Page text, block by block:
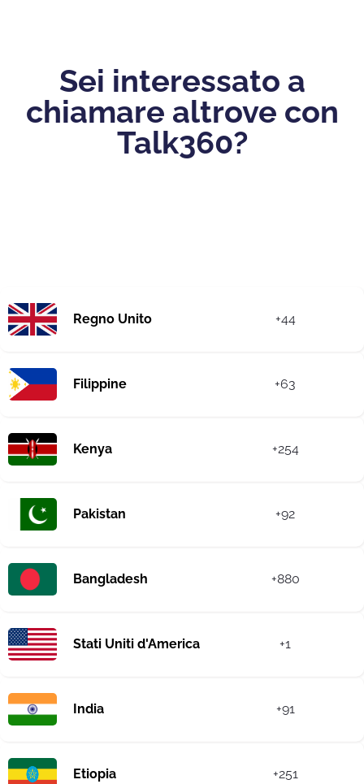
Sei interessato a
chiamare altrove con
Talk360?
Regno Unito +44
Filippine +63
Kenya +254
Pakistan +92
Bangladesh +880
Stati Uniti d'America +1
India +91
Etiopia +251